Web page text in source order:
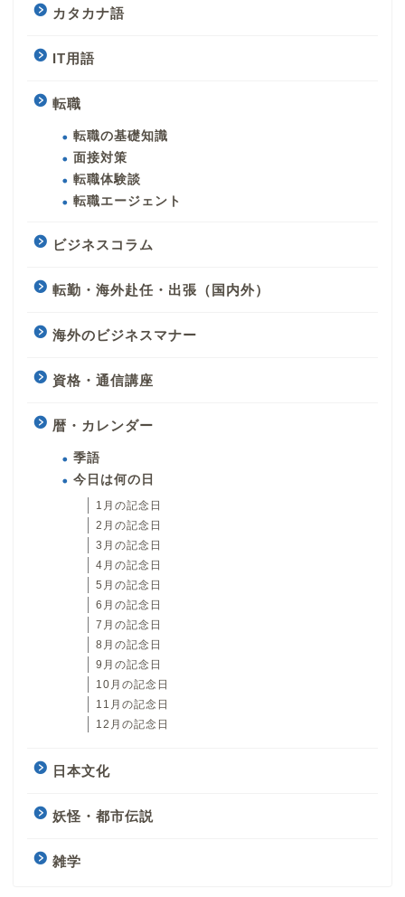
カタカナ語
IT用語
転職
転職の基礎知識
面接対策
転職体験談
転職エージェント
ビジネスコラム
転勤・海外赴任・出張（国内外）
海外のビジネスマナー
資格・通信講座
暦・カレンダー
季語
今日は何の日
1月の記念日
2月の記念日
3月の記念日
4月の記念日
5月の記念日
6月の記念日
7月の記念日
8月の記念日
9月の記念日
10月の記念日
11月の記念日
12月の記念日
日本文化
妖怪・都市伝説
雑学